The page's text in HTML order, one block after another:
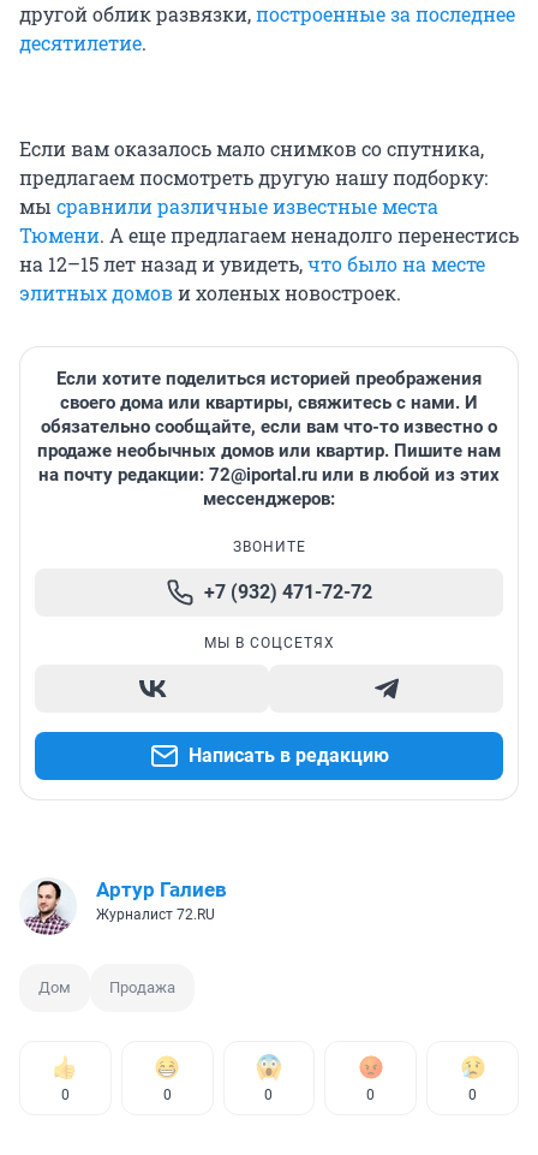
другой облик развязки,построенные за последнее
десятилетие.
Если вам оказалось мало снимков со спутника,
предлагаем посмотреть другую нашу подборку:
мы сравнили различные известные места
Тюмени. А еще предлагаем ненадолго перенестись
на 12–15 лет назад и увидеть,что было на месте
элитных домови холеных новостроек.
Если хотите поделиться историей преображения
своего дома или квартиры, свяжитесь с нами. И
обязательно сообщайте, если вам что-то известно о
продаже необычных домов или квартир. Пишите нам
на почту редакции: 72@iportal.ru или в любой из этих
мессенджеров:
ЗВОНИТЕ
+7 (932) 471-72-72
МЫ В СОЦСЕТЯХ
Написать в редакцию
Артур Галиев
Журналист 72.RU
Дом Продажа
0 0 0 0 0